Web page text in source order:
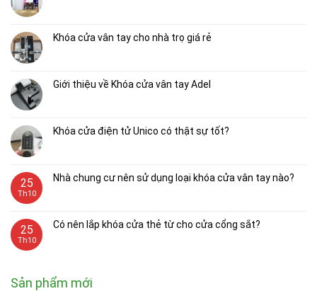
Khóa cửa vân tay cho nhà trọ giá rẻ
Giới thiệu về Khóa cửa vân tay Adel
Khóa cửa điện tử Unico có thật sự tốt?
25
Th10
Nhà chung cư nên sử dụng loại khóa cửa vân tay nào?
25
Th10
Có nên lắp khóa cửa thẻ từ cho cửa cổng sắt?
Sản phẩm mới